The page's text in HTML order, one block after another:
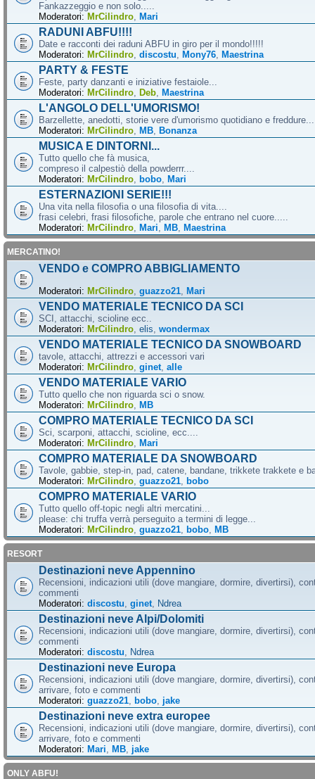
Fankazzeggio e non solo.....
Moderatori: MrCilindro Mari
RADUNI ABFU!!!!
Date e racconti dei raduni ABFU in giro per il mondo!!!!!
Moderatori: MrCilindro discostu Mony76 Maestrina
PARTY & FESTE
Feste, party danzanti e iniziative festaiole...
Moderatori: MrCilindro Deb Maestrina
L'ANGOLO DELL'UMORISMO!
Barzellette, anedotti, storie vere d'umorismo quotidiano e
Moderatori: MrCilindro MB Bonanza
MUSICA E DINTORNI...
Tutto quello che fà musica,
compreso il calpestiò della powderrr....
Moderatori: MrCilindro bobo Mari
ESTERNAZIONI SERIE!!!
Una vita nella filosofia o una filosofia di vita....
frasi celebri, frasi filosofiche, parole che entrano nel cuore.....
Moderatori: MrCilindro Mari MB Maestrina
MERCATINO!
VENDO e COMPRO ABBIGLIAMENTO
Moderatori: MrCilindro guazzo21 Mari
VENDO MATERIALE TECNICO DA SCI
SCI, attacchi, scioline ecc..
Moderatori: MrCilindro elis wondermax
VENDO MATERIALE TECNICO DA SNOWBOARD
tavole, attacchi, attrezzi e accessori vari
Moderatori: MrCilindro ginet alle
VENDO MATERIALE VARIO
Tutto quello che non riguarda sci o snow.
Moderatori: MrCilindro MB
COMPRO MATERIALE TECNICO DA SCI
Sci, scarponi, attacchi, scioline, ecc....
Moderatori: MrCilindro Mari
COMPRO MATERIALE DA SNOWBOARD
Tavole, gabbie, step-in, pad, catene, bandane, trikkete trakkete e
Moderatori: MrCilindro guazzo21 bobo
COMPRO MATERIALE VARIO
Tutto quello off-topic negli altri mercatini...
please: chi truffa verrà perseguito a termini di legge...
Moderatori: MrCilindro guazzo21 bobo MB
RESORT
Destinazioni neve Appennino
Recensioni, indicazioni utili (dove mangiare, dormire, divertirsi),
commenti
Moderatori: discostu ginet Ndrea
Destinazioni neve Alpi/Dolomiti
Recensioni, indicazioni utili (dove mangiare, dormire, divertirsi),
commenti
Moderatori: discostu Ndrea
Destinazioni neve Europa
Recensioni, indicazioni utili (dove mangiare, dormire, divertirsi),
arrivare, foto e commenti
Moderatori: guazzo21 bobo jake
Destinazioni neve extra europee
Recensioni, indicazioni utili (dove mangiare, dormire, divertirsi),
arrivare, foto e commenti
Moderatori: Mari MB jake
ONLY ABFU!